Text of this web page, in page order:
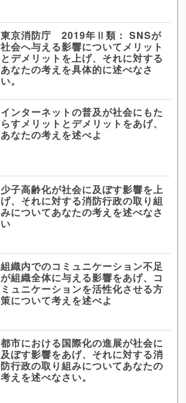
東京消防庁 2019年Ⅱ類： SNSが
社会へ与える影響についてメリット
とデメリットを上げ、それに対する
あなたの考えを具体的に述べなさ
い。
インターネットの普及が社会にもた
らすメリットとデメリットをあげ、
あなたの考えを述べよ
少子高齢化が社会に及ぼす影響を上
げ、それに対する消防行政の取り組
みについてあなたの考えを述べなさ
い
組織内でのコミュニケーション不足
が組織全体に与える影響をあげ、コ
ミュニケーションを活性化させる方
策について考えを述べよ
都市における国際化の進展が社会に
及ぼす影響をあげ、それに対する消
防行政の取り組みについてあなたの
考えを述べなさい。